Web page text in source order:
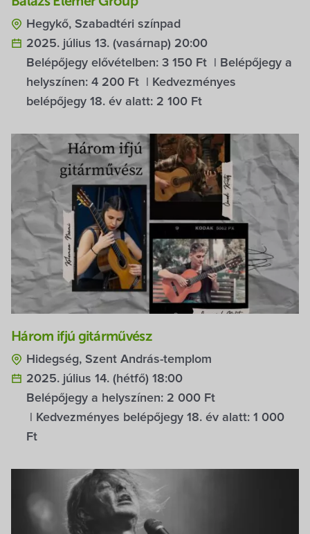
Hegykő, Szabadtéri színpad
2025. július 13. (vasárnap) 20:00
Belépőjegy elővételben: 3 150 Ft | Belépőjegy a
helyszínen: 4 200 Ft | Kedvezményes
belépőjegy 18. év alatt: 2 100 Ft
Három ifjú gitárművész
Hidegség, Szent András-templom
2025. július 14. (hétfő) 18:00
Belépőjegy a helyszínen: 2 000 Ft
| Kedvezményes belépőjegy 18. év alatt: 1 000
Ft